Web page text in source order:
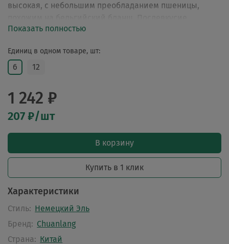
Единиц в одном товаре, шт:
6 12
1 242 ₽
207 ₽/шт
В корзину
Купить в 1 клик
Характеристики
Стиль: Немецкий Эль
Бренд: Chuanlang
Страна: Китай
высокая, с небольшим преобладанием пшеницы,
мимолётное и спокойное.
Показать полностью